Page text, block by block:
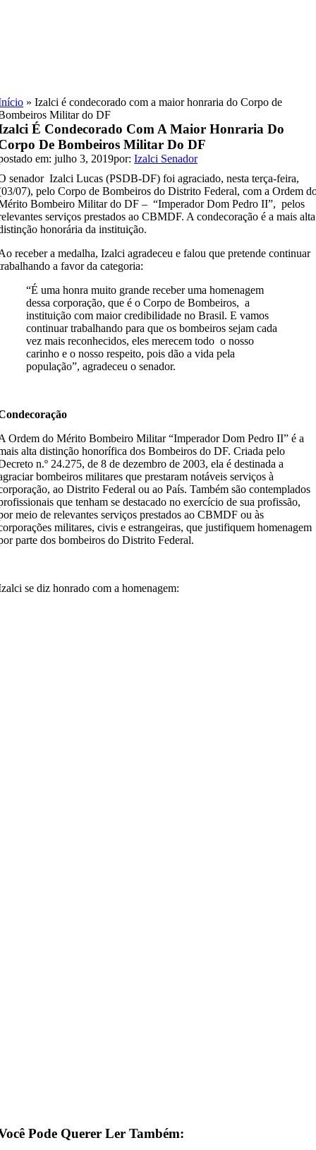
»Izalci é condecorado com a maior honraria do Corpo de
Militar do DF
É Condecorado Com A Maior Honraria Do
De Bombeiros Militar Do DF
em: julho 3, 2019por:Izalci Senador
senador Izalci Lucas (PSDB-DF) foi agraciado, nesta terça-feira,
07), pelo Corpo de Bombeiros do Distrito Federal, com a Ordem
Bombeiro Militar do DF – “Imperador Dom Pedro II”, pelos
serviços prestados ao CBMDF. A condecoração é a mais alta
honorária da instituição.
receber a medalha, Izalci agradeceu e falou que pretende continuar
a favor da categoria:
“É uma honra muito grande receber uma homenagem
dessa corporação, que é o Corpo de Bombeiros, a
instituição com maior credibilidade no Brasil. E vamos
continuar trabalhando para que os bombeiros sejam cada
vez mais reconhecidos, eles merecem todo o nosso
carinho e o nosso respeito, pois dão a vida pela
população”, agradeceu o senador.
Ordem do Mérito Bombeiro Militar “Imperador Dom Pedro II” é a
alta distinção honorífica dos Bombeiros do DF. Criada pelo
n.º 24.275, de 8 de dezembro de 2003, ela é destinada a
bombeiros militares que prestaram notáveis serviços à
ao Distrito Federal ou ao País. Também são contemplados
que tenham se destacado no exercício de sua profissão,
meio de relevantes serviços prestados ao CBMDF ou às
militares, civis e estrangeiras, que justifiquem homenagem
parte dos bombeiros do Distrito Federal.
se diz honrado com a homenagem:
Pode Querer Ler Também: